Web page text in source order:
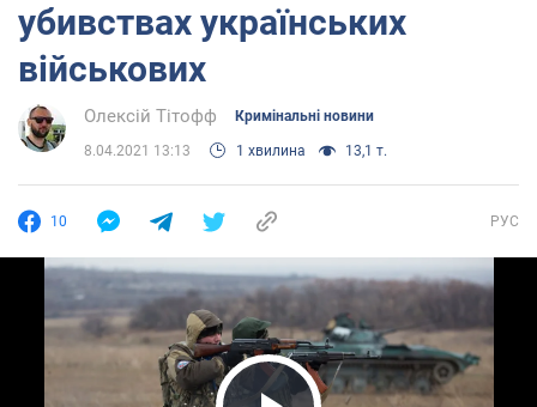
убивствах українських
військових
Олексій Тітофф Кримінальні новини
8.04.2021 13:13 1 хвилина 13,1 т.
10 РУС